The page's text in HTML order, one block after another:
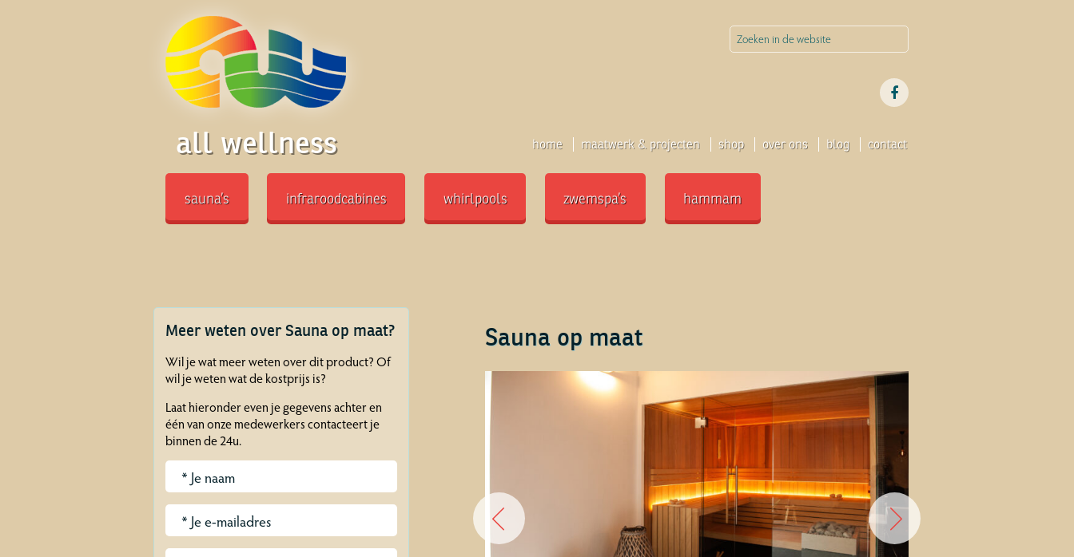
all wellness home maatwerk & projecten shop over ons blog contact
sauna’s infraroodcabines whirlpools zwemspa’s hammam
Meer weten over Sauna op maat?
Wil je wat meer weten over dit product? Of
wil je weten wat de kostprijs is?
Laat hieronder even je gegevens achter en
één van onze medewerkers contacteert je
binnen de 24u.
Sauna op maat